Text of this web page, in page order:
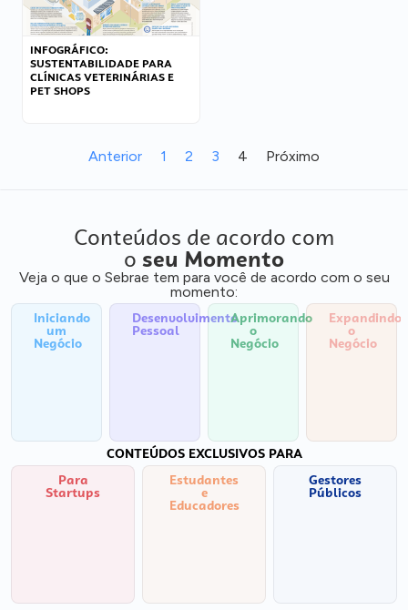
INFOGRÁFICO:
SUSTENTABILIDADE PARA
CLÍNICAS VETERINÁRIAS E
PET SHOPS
Anterior 1 2 3 4 Próximo
Conteúdos de acordo com
o seu Momento
Veja o que o Sebrae tem para você de acordo com o seu
momento:
Iniciando
um
Negócio
Desenvolvimento
Pessoal
Aprimorando
o
Negócio
Expandindo
o
Negócio
CONTEÚDOS EXCLUSIVOS PARA
Para
Startups
Estudantes
e
Educadores
Gestores
Públicos